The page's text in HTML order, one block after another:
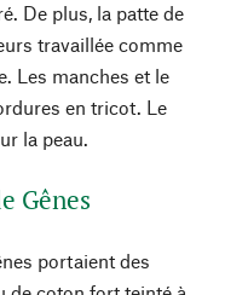
De plus, la patte de
travaillée comme
Les manches et le
en tricot. Le
la peau.
Gênes
portaient des